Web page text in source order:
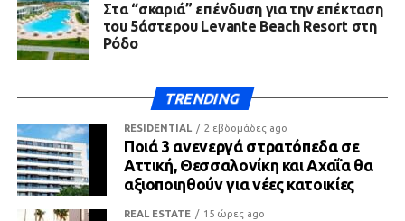
Στα “σκαριά” επένδυση για την επέκταση
του 5άστερου Levante Beach Resort στη
Ρόδο
TRENDING
RESIDENTIAL 2 εβδομάδες ago
Ποιά 3 ανενεργά στρατόπεδα σε
Αττική, Θεσσαλονίκη και Αχαΐα θα
αξιοποιηθούν για νέες κατοικίες
REAL ESTATE 15 ώρες ago